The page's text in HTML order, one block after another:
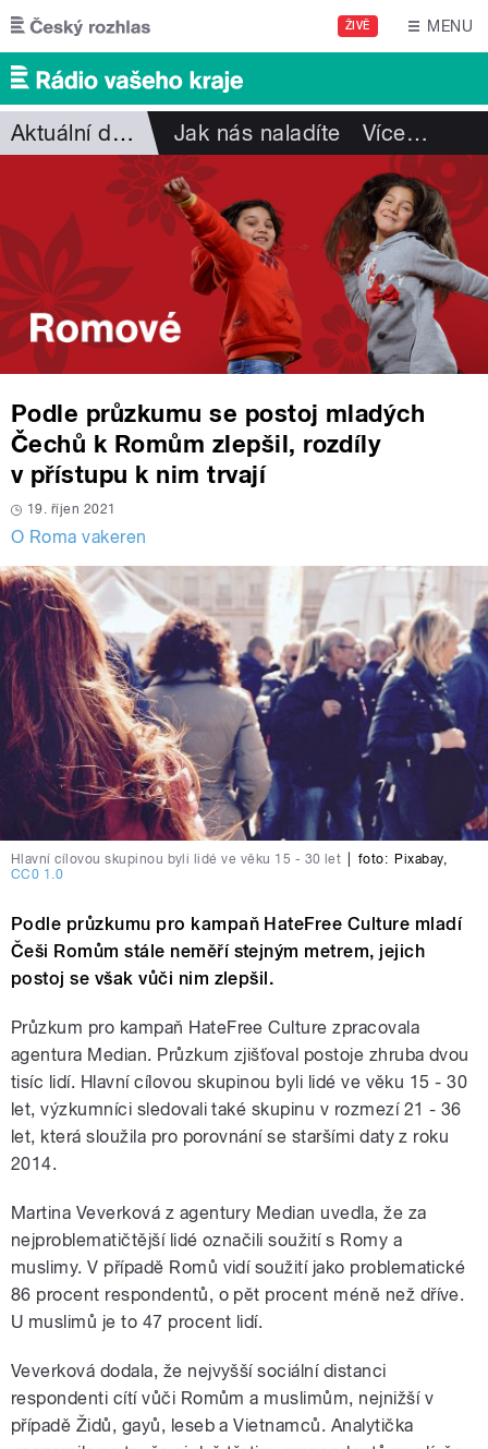
Přejít k hlavnímu obsahu
ŽIVĚ MENU
Aktuální dění Jak nás naladíte Více…
Podle průzkumu se postoj mladých
Čechů k Romům zlepšil, rozdíly
v přístupu k nim trvají
19. říjen 2021
O Roma vakeren
Hlavní cílovou skupinou byli lidé ve věku 15 - 30 let foto: Pixabay,
CC0 1.0
Podle průzkumu pro kampaň HateFree Culture mladí
Češi Romům stále neměří stejným metrem, jejich
postoj se však vůči nim zlepšil.
Průzkum pro kampaň HateFree Culture zpracovala
agentura Median. Průzkum zjišťoval postoje zhruba dvou
tisíc lidí. Hlavní cílovou skupinou byli lidé ve věku 15 - 30
let, výzkumníci sledovali také skupinu v rozmezí 21 - 36
let, která sloužila pro porovnání se staršími daty z roku
2014.
Martina Veverková z agentury Median uvedla, že za
nejproblematičtější lidé označili soužití s Romy a
muslimy. V případě Romů vidí soužití jako problematické
86 procent respondentů, o pět procent méně než dříve.
U muslimů je to 47 procent lidí.
Veverková dodala, že nejvyšší sociální distanci
respondenti cítí vůči Romům a muslimům, nejnižší v
případě Židů, gayů, leseb a Vietnamců. Analytička